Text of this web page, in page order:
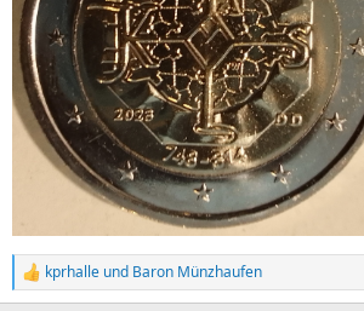
R
e
kprhalle und Baron Münzhaufen